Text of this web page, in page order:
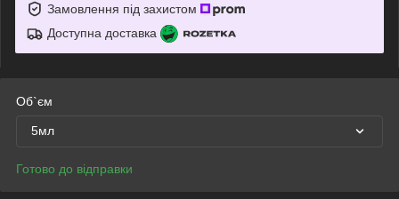
Замовлення під захистом
Доступна доставка
Об`єм
5мл
Готово до відправки